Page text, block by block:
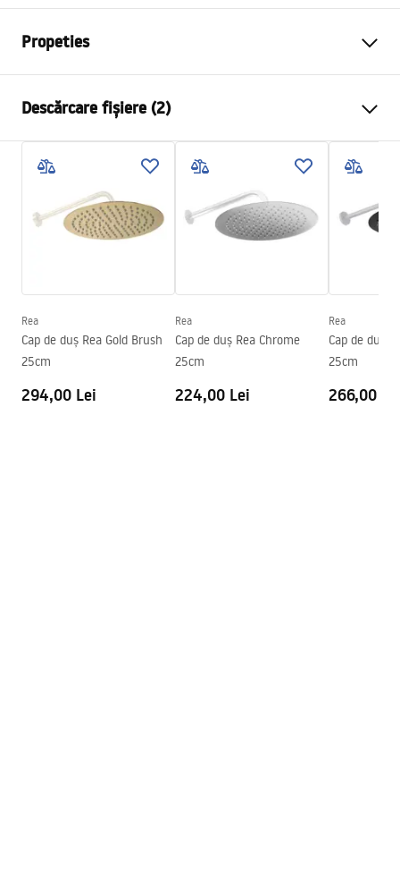
Propeties
Material
Metodă de montaj
Cu șuruburi
Latime
405
Inalime
28mm
Adâncime
30mm
Descărcare fișiere (2)
Pielęgnacja.pdf
Rea
Cap de duș Rea Gold Brush
25cm
294,00 Lei
Rea
Cap de duș Rea Chrome
25cm
224,00 Lei
Rea
Cap de duș
25cm
266,00